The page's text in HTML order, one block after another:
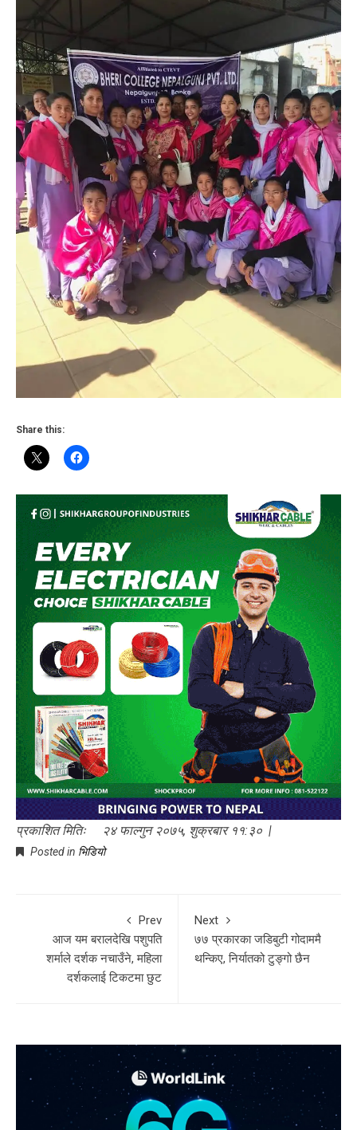
Share this:
प्रकाशित मितिः २४ फाल्गुन २०७५, शुक्रबार ११:३० |
Posted in भिडियो
Prev
आज यम बरालदेखि पशुपति
शर्माले दर्शक नचाउँने, महिला
दर्शकलाई टिकटमा छुट
Next
७७ प्रकारका जडिबुटी गोदाममै
थन्किए, निर्यातको टुङ्गो छैन